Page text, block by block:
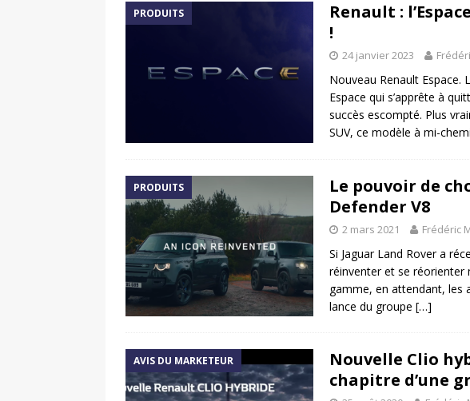
#StayHome : Honda dévoile un
PRODUITS
Renault :
!
24 janvier 2023
Nouveau Renault Espace.
Espace qui s’apprête à
succès escompté. Plus
SUV, ce modèle à mi-
PRODUITS
Le pouvoir de
Defender V8
2 mars 2021 Frédéric
Si Jaguar Land Rover a
réinventer et se réorienter
gamme, en attendant, les
lance du groupe […]
AVIS DU MARKETEUR
Nouvelle Clio
chapitre d’une